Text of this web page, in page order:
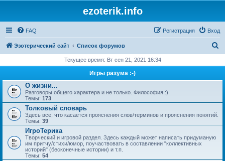
ezoterik.info
FAQ Вход
Регистрация
Эзотерический сайт Список форумов
с
Текущее время: Вт сен 21, 2021 16:34
Игры разума :-)
О жизни...
Разговоры общего характера и не только. Философия :)
Темы: 173
Толковый словарь
Здесь все, что касается прояснения слов/терминов и прояснения понятий.
Темы: 39
ИгроТерика
Творческий и игровой раздел. Здесь каждый может написать придуманую
им притчу/стихи/юмор, поучаствовать в составлении "коллективных
историй" (бесконечные истории) и т.п.
Темы: 54